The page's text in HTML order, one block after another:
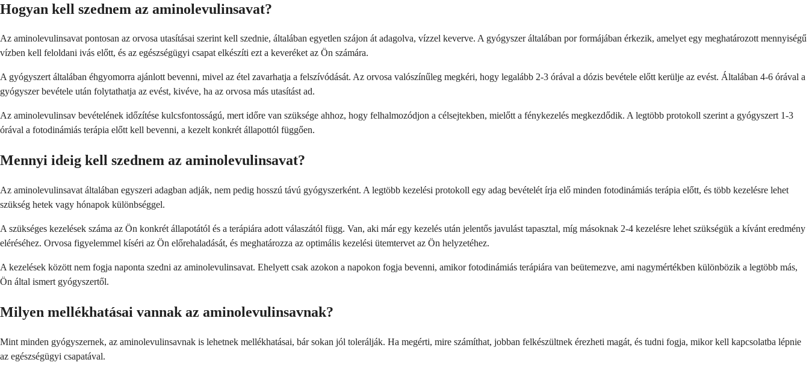
Hogyan kell szednem az aminolevulinsavat?
Az aminolevulinsavat pontosan az orvosa utasításai szerint kell szednie, általában egyetlen szájon át adagolva, vízzel keverve. A gyógyszer általában por formájában érkezik, amelyet egy meghatározott mennyiségű
vízben kell feloldani ivás előtt, és az egészségügyi csapat elkészíti ezt a keveréket az Ön számára.
A gyógyszert általában éhgyomorra ajánlott bevenni, mivel az étel zavarhatja a felszívódását. Az orvosa valószínűleg megkéri, hogy legalább 2-3 órával a dózis bevétele előtt kerülje az evést. Általában 4-6 órával a
gyógyszer bevétele után folytathatja az evést, kivéve, ha az orvosa más utasítást ad.
Az aminolevulinsav bevételének időzítése kulcsfontosságú, mert időre van szüksége ahhoz, hogy felhalmozódjon a célsejtekben, mielőtt a fénykezelés megkezdődik. A legtöbb protokoll szerint a gyógyszert 1-3
órával a fotodinámiás terápia előtt kell bevenni, a kezelt konkrét állapottól függően.
Mennyi ideig kell szednem az aminolevulinsavat?
Az aminolevulinsavat általában egyszeri adagban adják, nem pedig hosszú távú gyógyszerként. A legtöbb kezelési protokoll egy adag bevételét írja elő minden fotodinámiás terápia előtt, és több kezelésre lehet
szükség hetek vagy hónapok különbséggel.
A szükséges kezelések száma az Ön konkrét állapotától és a terápiára adott válaszától függ. Van, aki már egy kezelés után jelentős javulást tapasztal, míg másoknak 2-4 kezelésre lehet szükségük a kívánt eredmény
eléréséhez. Orvosa figyelemmel kíséri az Ön előrehaladását, és meghatározza az optimális kezelési ütemtervet az Ön helyzetéhez.
A kezelések között nem fogja naponta szedni az aminolevulinsavat. Ehelyett csak azokon a napokon fogja bevenni, amikor fotodinámiás terápiára van beütemezve, ami nagymértékben különbözik a legtöbb más,
Ön által ismert gyógyszertől.
Milyen mellékhatásai vannak az aminolevulinsavnak?
Mint minden gyógyszernek, az aminolevulinsavnak is lehetnek mellékhatásai, bár sokan jól tolerálják. Ha megérti, mire számíthat, jobban felkészültnek érezheti magát, és tudni fogja, mikor kell kapcsolatba lépnie
az egészségügyi csapatával.